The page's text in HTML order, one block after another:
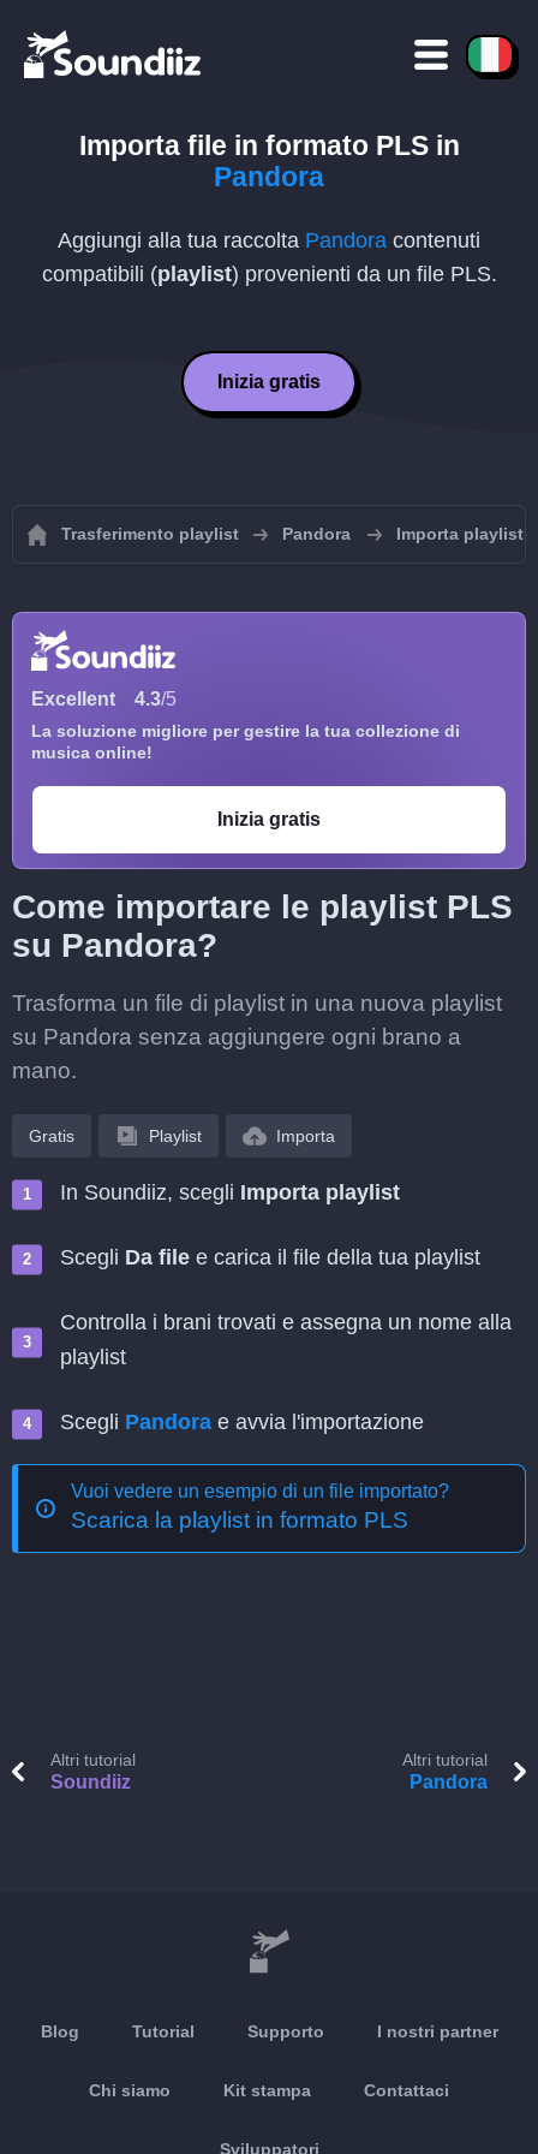
Importa file in formato PLSin
Pandora
Aggiungi alla tua raccolta Pandora contenuti
compatibili (playlist) provenienti da un file PLS.
Inizia gratis
Trasferimento playlist Pandora Importa playlist
Excellent 4.3/5
La soluzione migliore per gestire la tua collezione di
musica online!
Inizia gratis
Come importare le playlist PLS
su Pandora?
Trasforma un file di playlist in una nuova playlist
su Pandora senza aggiungere ogni brano a
mano.
Gratis Playlist Importa
In Soundiiz, scegli Importa playlist
Scegli Da file e carica il file della tua playlist
Controlla i brani trovati e assegna un nome alla
playlist
Scegli Pandora e avvia l'importazione
Vuoi vedere un esempio di un file importato?
Scarica la playlist in formato PLS
Altri tutorial
Soundiiz
Altri tutorial
Pandora
Blog Tutorial Supporto I nostri partner
Chi siamo Kit stampa Contattaci
Sviluppatori